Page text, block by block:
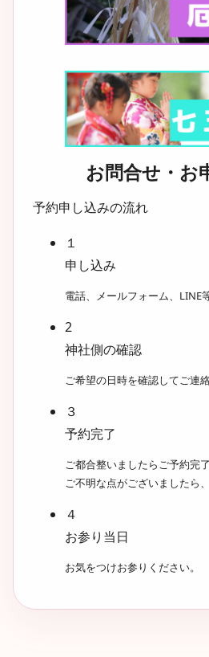
お問合せ・お
予約申し込みの流れ
１
申し込み
電話、メールフォーム、LINE
2
神社側の確認
ご希望の日時を確認してご連
３
予約完了
ご都合整いましたらご予約完了
ご不明な点がございましたら
４
お参り当日
お気をつけお参りください。